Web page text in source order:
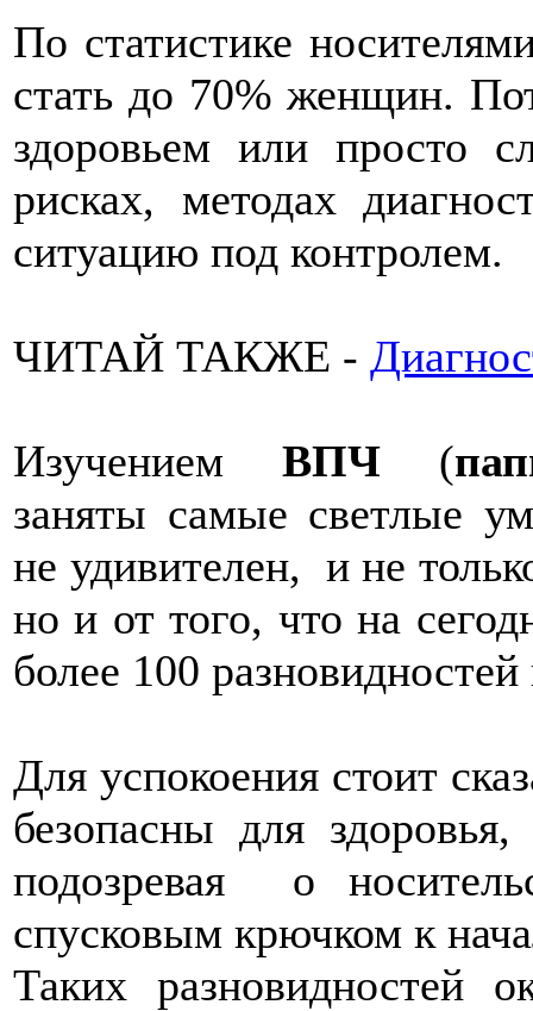
По статистике
стать до 70% женщин.
здоровьем или просто
рисках, методах
ситуацию под контролем.
ЧИТАЙ ТАКЖЕ -
Изучением ВПЧ (
заняты самые светлые
не удивителен, и не
но и от того, что на
более 100
Для успокоения стоит
безопасны для
подозревая о
спусковым крючком к
Таких разновидностей